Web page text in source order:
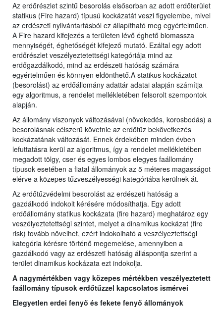
Az erdőrészlet szintű besorolás elsősorban az adott erdőterület
statikus (Fire hazard) típusú kockázatát veszi figyelembe, mivel
az erdészeti nyilvántartásból ez állapítható meg egyértelműen.
A Fire hazard kifejezés a területen lévő éghető biomassza
mennyiségét, éghetőségét kifejező mutató. Ezáltal egy adott
erdőrészlet veszélyeztetettségi kategóriája mind az
erdőgazdálkodó, mind az erdészeti hatóság számára
egyértelműen és könnyen eldönthető.A statikus kockázatot
(besorolást) az erdőállomány adattár adatai alapján számítja
egy algoritmus, a rendelet mellékletében felsorolt szempontok
alapján.
Az állomány viszonyok változásával (növekedés, korosbodás) a
besorolásnak célszerű követnie az erdőtűz bekövetkezés
kockázatának változását. Ennek érdekében minden évben
lefuttatásra kerül az algoritmus, így a rendelet mellékletében
megadott tölgy, cser és egyes lombos elegyes faállomány
típusok esetében a fiatal állományok az 5 méteres magasságot
elérve a közepes tűzveszélyességi kategóriába kerülnek át.
Az erdőtűzvédelmi besorolást az erdészeti hatóság a
gazdálkodó indokolt kérésére módosíthatja. Egy adott
erdőállomány statikus kockázata (fire hazard) meghatároz egy
veszélyeztetettségi szintet, melyet a dinamikus kockázat (fire
risk) tovább növelhet, ezért indokolható a veszélyeztettségi
kategória kérésre történő megemelése, amennyiben a
gazdálkodó vagy az erdészeti hatóság álláspontja szerint a
terület dinamikus kockázata ezt indokolja.
A nagymértékben vagy közepes mértékben veszélyeztetett
faállomány típusok erdőtűzzel kapcsolatos ismérvei
Elegyetlen erdei fenyő és fekete fenyő állományok